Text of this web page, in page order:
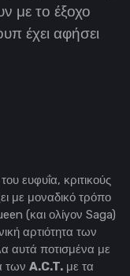
με το έξοχο
έχει αφήσει
ευφυΐα, κριτικούς
με μοναδικό τρόπο
(και ολίγον Saga)
αρτιότητα των
αυτά ποτισμένα με
των A.C.T. με τα